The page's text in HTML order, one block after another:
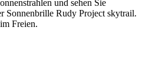
und sehen Sie
Sonnenbrille Rudy Project skytrail.
Freien.